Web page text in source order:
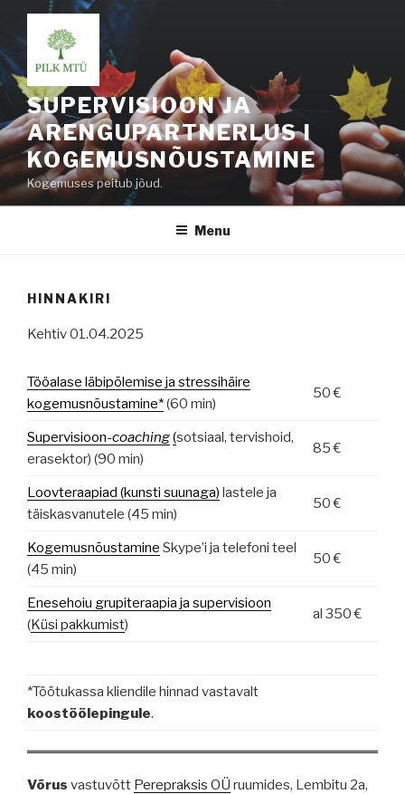
content
SUPERVISIOON JA
ARENGUPARTNERLUS I
KOGEMUSNÕUSTAMINE
Kogemuses peitub jõud.
Menu
HINNAKIRI
Kehtiv 01.04.2025
Tööalase läbipõlemise ja stressihäire
kogemusnõustamine*(60 min)
50 €
Supervisioon-coaching(sotsiaal, tervishoid,
erasektor) (90 min)
85 €
Loovteraapiad (kunsti suunaga) lastele ja
täiskasvanutele (45 min)
50 €
Kogemusnõustamine Skype’i ja telefoni teel
(45 min)
50 €
Enesehoiu grupiteraapia ja supervisioon
(Küsi pakkumist)
al 350 €
*Töötukassa kliendile hinnad vastavalt
koostöölepingule.
Võrus vastuvõtt Perepraksis OÜ ruumides, Lembitu 2a,